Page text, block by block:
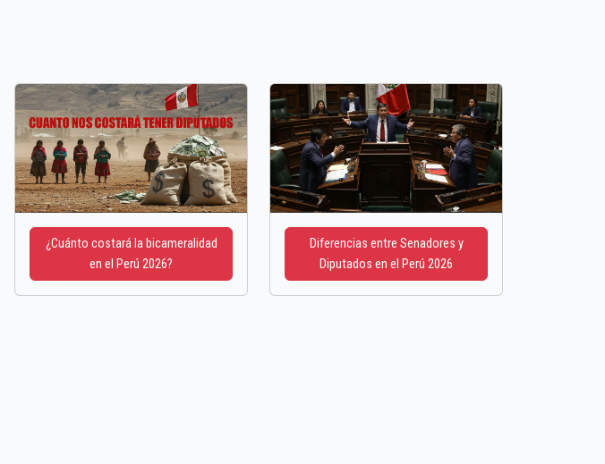
¿Cuánto costará la bicameralidad
en el Perú 2026?
Diferencias entre Senadores y
Diputados en el Perú 2026